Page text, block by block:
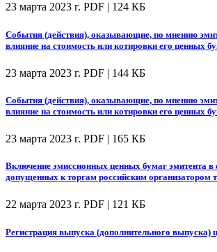
23 марта 2023 г. PDF | 124 КБ
События (действия), оказывающие, по мнению
влияние на стоимость или котировки его ценных
23 марта 2023 г. PDF | 144 КБ
События (действия), оказывающие, по мнению
влияние на стоимость или котировки его ценных
23 марта 2023 г. PDF | 165 КБ
Включение эмиссионных ценных бумаг эмитента в
допущенных к торгам российским организатором
22 марта 2023 г. PDF | 121 КБ
Регистрация выпуска (дополнительного выпуска)